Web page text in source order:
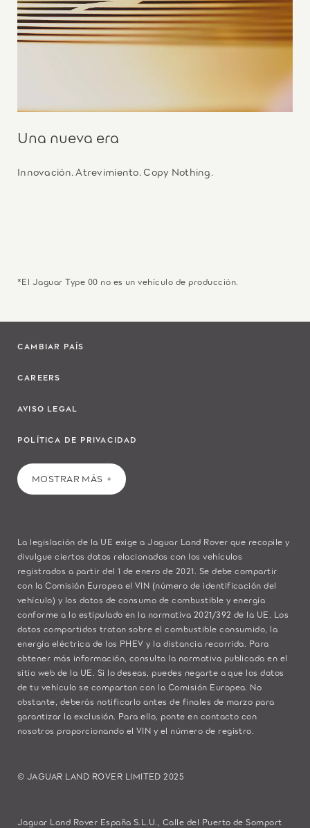
Una nueva era
Innovación. Atrevimiento. Copy Nothing.
*El Jaguar Type 00 no es un vehículo de producción.
CAMBIAR PAÍS
CAREERS
AVISO LEGAL
POLÍTICA DE PRIVACIDAD
MOSTRAR MÁS
La legislación de la UE exige a Jaguar Land Rover que recopile y
divulgue ciertos datos relacionados con los vehículos
registrados a partir del 1 de enero de 2021. Se debe compartir
con la Comisión Europea el VIN (número de identificación del
vehículo) y los datos de consumo de combustible y energía
conforme a lo estipulado en la normativa 2021/392 de la UE. Los
datos compartidos tratan sobre el combustible consumido, la
energía eléctrica de los PHEV y la distancia recorrida. Para
obtener más información, consulta la normativa publicada en el
sitio web de la UE . Si lo deseas, puedes negarte a que los datos
de tu vehículo se compartan con la Comisión Europea. No
obstante, deberás notificarlo antes de finales de marzo para
garantizar la exclusión. Para ello, ponte en contacto con
nosotros proporcionando el VIN y el número de registro.
© JAGUAR LAND ROVER LIMITED 2025
Jaguar Land Rover España S.L.U., Calle del Puerto de Somport